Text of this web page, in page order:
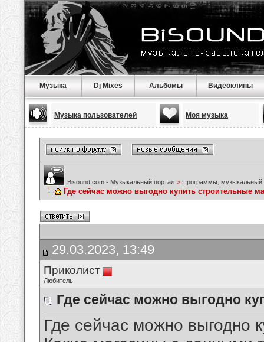
Музыка Dj Mixes Альбомы Видеоклипы
Музыка пользователей Моя музыка
Bisound.com - Музыкальный портал > Программы, музыкальный
Где сейчас можно выгодно купить строительные
29.03.2023, 13:49
Приколист
Любитель
Где сейчас можно выгодно
Где сейчас можно выгодно